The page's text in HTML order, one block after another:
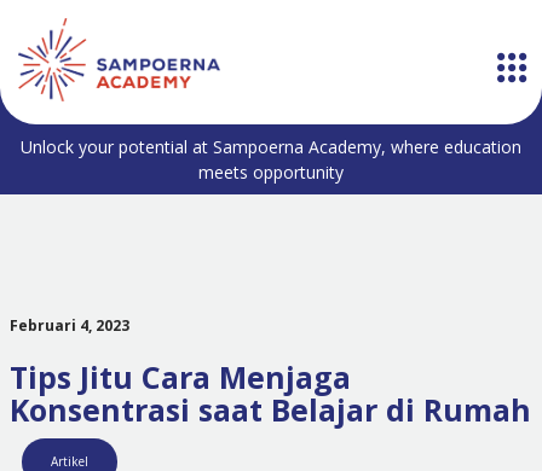
Unlock your potential at Sampoerna Academy, where education
meets opportunity
Februari 4, 2023
Tips Jitu Cara Menjaga
Konsentrasi saat Belajar di Rumah
Artikel